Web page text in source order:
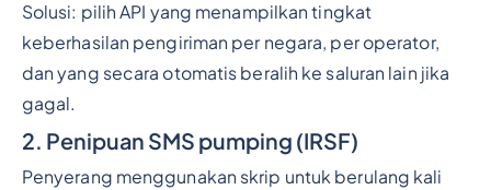
Solusi: pilih API yang menampilkan tingkat
keberhasilan pengiriman per negara, per operator,
dan yang secara otomatis beralih ke saluran lain jika
gagal.
2. Penipuan SMS pumping (IRSF)
Penyerang menggunakan skrip untuk berulang kali